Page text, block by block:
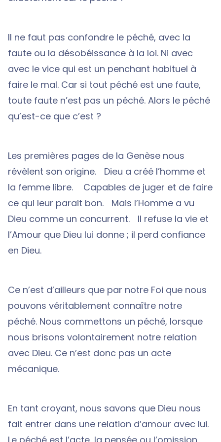
Il ne faut pas confondre le péché, avec la
faute ou la désobéissance à la loi. Ni avec
avec le vice qui est un penchant habituel à
faire le mal. Car si tout péché est une faute,
toute faute n’est pas un péché. Alors le péché
qu’est-ce que c’est ?
Les premières pages de la Genèse nous
révèlent son origine. Dieu a créé l’homme et
la femme libre. Capables de juger et de faire
ce qui leur parait bon. Mais l’Homme a vu
Dieu comme un concurrent. Il refuse la vie et
l’Amour que Dieu lui donne ; il perd confiance
en Dieu.
Ce n’est d’ailleurs que par notre Foi que nous
pouvons véritablement connaître notre
péché. Nous commettons un péché, lorsque
nous brisons volontairement notre relation
avec Dieu. Ce n’est donc pas un acte
mécanique.
En tant croyant, nous savons que Dieu nous
fait entrer dans une relation d’amour avec lui.